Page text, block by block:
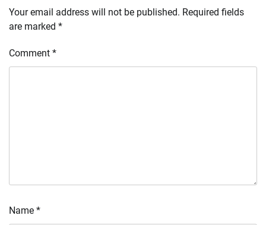
Your email address will not be published. Required fields
are marked *
Comment *
Name *